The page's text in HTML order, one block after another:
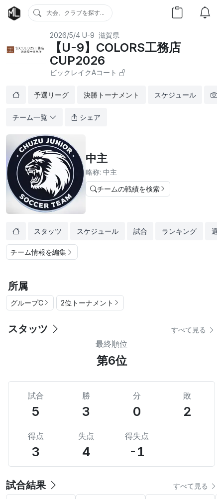
大会、クラブを探す...
2026/5/4 U-9 滋賀県
【U-9】COLORS工務店
CUP2026
ビックレイクAコート
予選リーグ 決勝トーナメント スケジュール
チーム一覧 シェア
中主
略称: 中主
チームの戦績を検索
スタッツ スケジュール 試合 ランキング 選
チーム情報を編集
所属
グループC 2位トーナメント
スタッツ すべて見る
最終順位
第6位
試合
5
勝
3
分
0
敗
2
得点
3
失点
4
得失点
-1
試合結果 すべて見る